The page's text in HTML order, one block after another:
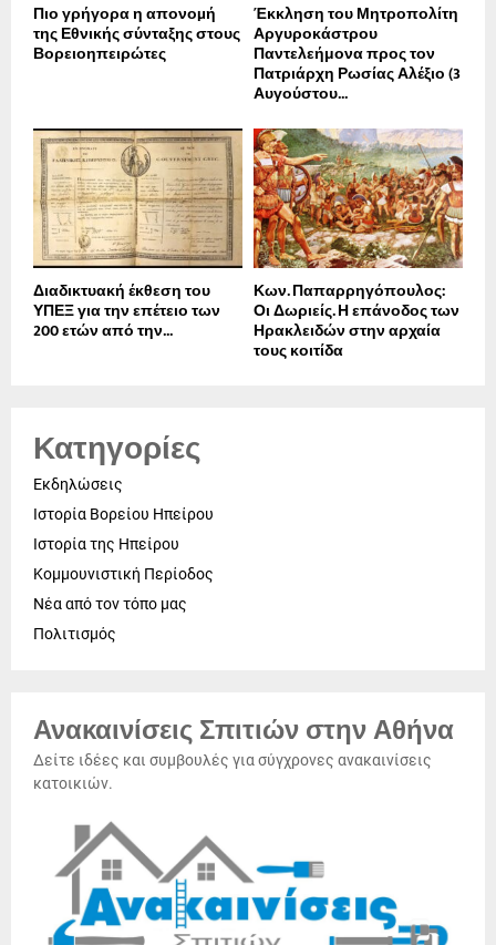
Πιο γρήγορα η απονοµή
της Εθνικής σύνταξης στους
Βορειοηπειρώτες
Έκκληση του Μητροπολίτη
Αργυροκάστρου
Παντελεήμονα προς τον
Πατριάρχη Ρωσίας Αλέξιο (3
Αυγούστου...
Διαδικτυακή έκθεση του
ΥΠΕΞ για την επέτειο των
200 ετών από την...
Κων. Παπαρρηγόπουλος:
Οι Δωριείς. Η επάνοδος των
Ηρακλειδών στην αρχαία
τους κοιτίδα
Κατηγορίες
Εκδηλώσεις
Ιστορία Βορείου Ηπείρου
Ιστορία της Ηπείρου
Κομμουνιστική Περίοδος
Νέα από τον τόπο μας
Πολιτισμός
Ανακαινίσεις Σπιτιών στην Αθήνα
Δείτε ιδέες και συμβουλές για σύγχρονες ανακαινίσεις
κατοικιών.